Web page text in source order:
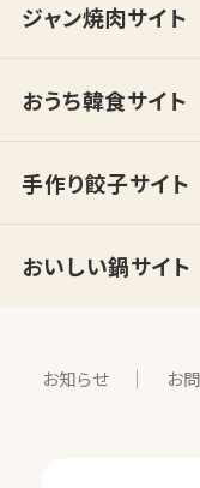
ジャン焼肉サイト
おうち韓食サイト
手作り餃子サイト
おいしい鍋サイト
お知らせ お